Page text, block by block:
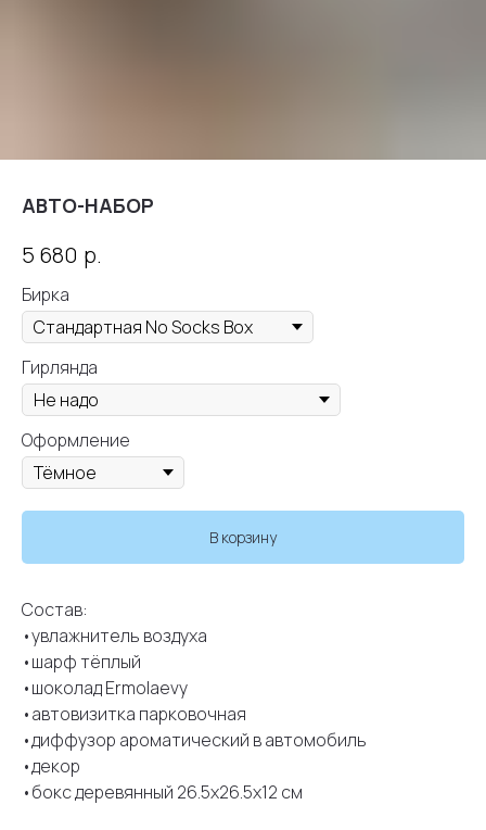
АВТО-НАБОР
5 680 р.
Бирка
Гирлянда
Оформление
В корзину
Состав:
•увлажнитель воздуха
•шарф тёплый
•шоколад Ermolaevy
•автовизитка парковочная
•диффузор ароматический в автомобиль
•декор
•бокс деревянный 26.5х26.5х12 см